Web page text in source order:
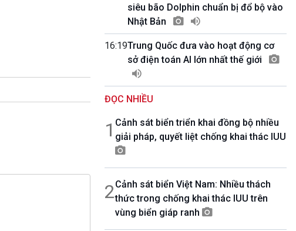
10 phút Sự kiện - Luận bàn
Câu chuyện thời sự
Dòng chảy sự kiện
Đối thoại
Diễn đàn chủ nhật
siêu bão Dolphin chuẩn bị đổ bộ vào
Nhật Bản
16:19Trung Quốc đưa vào hoạt động cơ
sở điện toán AI lớn nhất thế giới
ĐỌC NHIỀU
1 Cảnh sát biển triển khai đồng bộ nhiều
giải pháp, quyết liệt chống khai thác IUU
2Cảnh sát biển Việt Nam: Nhiều thách
thức trong chống khai thác IUU trên
vùng biển giáp ranh